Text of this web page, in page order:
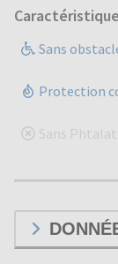
Sans
Protection
Sans